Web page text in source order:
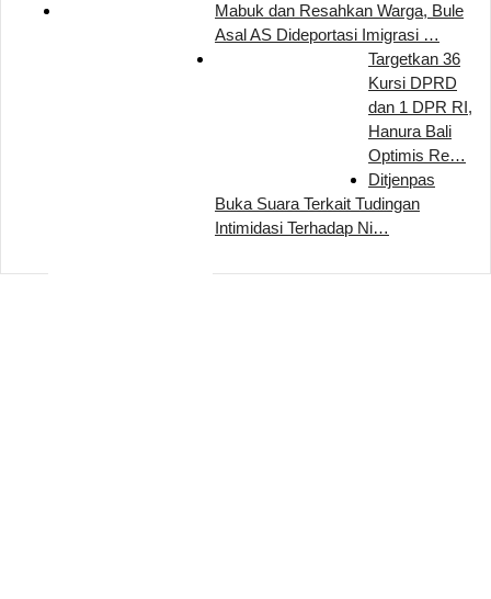
Mabuk dan Resahkan Warga, Bule
Asal AS Dideportasi Imigrasi …
Targetkan 36
Kursi DPRD
dan 1 DPR RI,
Hanura Bali
Optimis Re…
Ditjenpas
Buka Suara Terkait Tudingan
Intimidasi Terhadap Ni…